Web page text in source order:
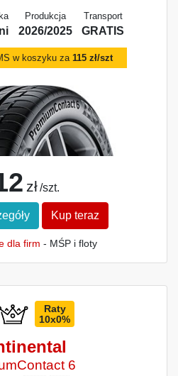
Produkcja
2026/2025
Transport
GRATIS
w koszyku za 115 zł/szt
zł /szt.
Kup teraz
dla firm - MŚP i floty
Raty
10x0%
6